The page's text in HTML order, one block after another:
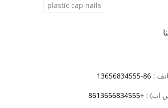
plastic cap nails
:
86-13656834555
اب) : +
8613656834555